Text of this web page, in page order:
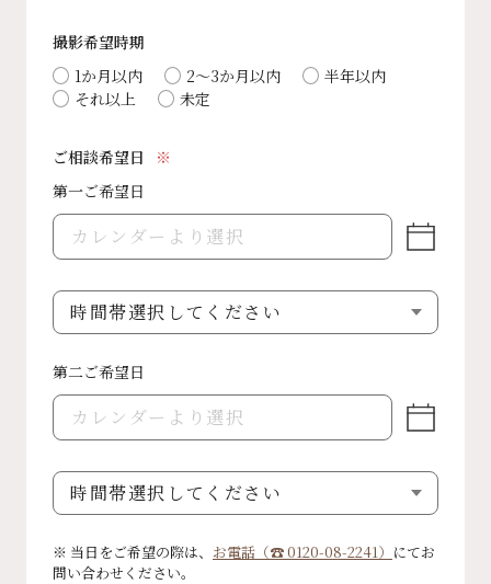
撮影希望時期
1か月以内
2～3か月以内
半年以内
それ以上
未定
ご相談希望日
第一ご希望日
第二ご希望日
※ 当日をご希望の際は、 お電話（☎ 0120-08-2241） にてお
問い合わせください。